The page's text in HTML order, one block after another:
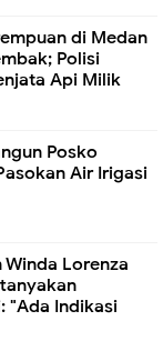
di Medan
Polisi
Api Milik
Posko
Air Irigasi
Lorenza
"Ada Indikasi